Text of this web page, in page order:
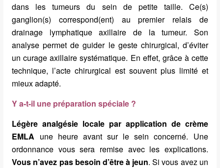
dans les tumeurs du sein de petite taille. Ce(s)
ganglion(s) correspond(ent) au premier relais de
drainage lymphatique axillaire de la tumeur. Son
analyse permet de guider le geste chirurgical, d’éviter
un curage axillaire systématique. En effet, grâce à cette
technique, l’acte chirurgical est souvent plus limité et
mieux adapté.
Y a-t-il une préparation spéciale ?
Légère analgésie locale par application de crème
EMLA une heure avant sur le sein concerné. Une
ordonnance vous sera remise avec les explications.
Vous n’avez pas besoin d’être à jeun. Si vous avez un